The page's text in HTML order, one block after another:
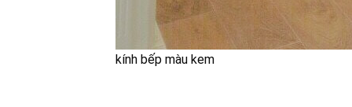
kính bếp màu kem